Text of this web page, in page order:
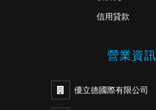
信用貸款
營業資訊
優立德國際有限公司